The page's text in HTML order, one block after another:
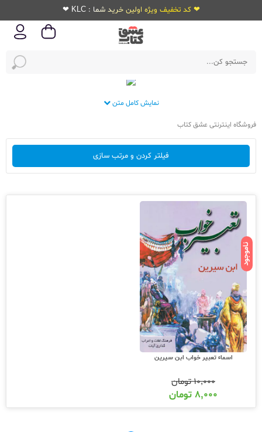
❤ کد تخفیف ویژه اولین خرید شما : KLC ❤
نمایش کامل متن
فروشگاه اینترنتی عشق کتاب
فیلتر کردن و مرتب سازی
ناموجود
اسماء تعبیر خواب ابن سیرین
۱۰,۰۰۰تومان
۸,۰۰۰ تومان